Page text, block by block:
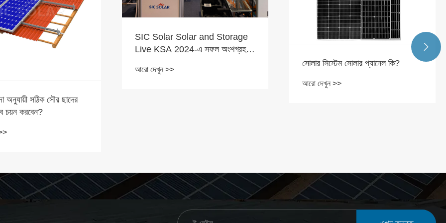
সৌর ছাদের
SIC Solar Solar and Storage
Live KSA 2024-এ সফল অংশগ্রহণ
আরো দেখুন >>
সোলার সিস্টেম সোলার প্যানেল কি?
আরো দেখুন >>
